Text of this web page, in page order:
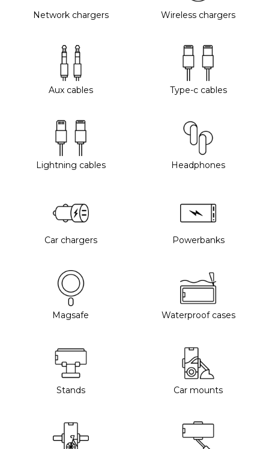
Network chargers Wireless chargers
Aux cables Type-c cables
Lightning cables Headphones
Car chargers Powerbanks
Magsafe Waterproof cases
Stands Car mounts